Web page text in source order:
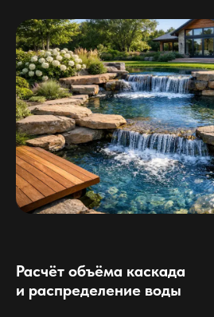
Расчёт объёма каскада
и распределение воды